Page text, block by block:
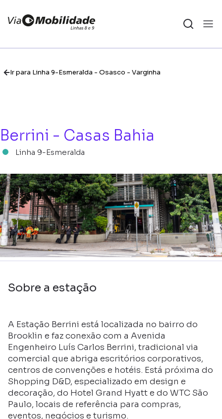
Ir para Linha 9-Esmeralda - Osasco - Varginha
Berrini - Casas Bahia
Linha 9-Esmeralda
Sobre a estação
A Estação Berrini está localizada no bairro do
Brooklin e faz conexão com a Avenida
Engenheiro Luís Carlos Berrini, tradicional via
comercial que abriga escritórios corporativos,
centros de convenções e hotéis. Está próxima do
Shopping D&D, especializado em design e
decoração, do Hotel Grand Hyatt e do WTC São
Paulo, locais de referência para compras,
eventos, negócios e turismo.